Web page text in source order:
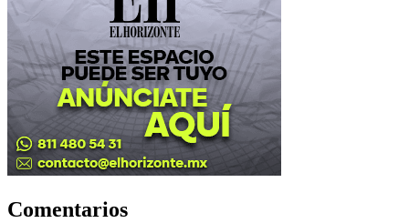
Comentarios